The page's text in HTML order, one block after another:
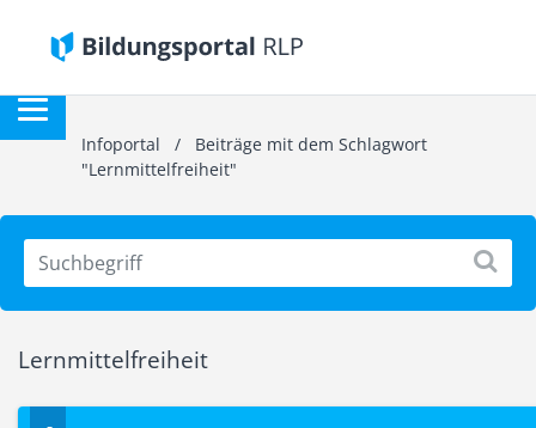
Infoportal / Beiträge mit dem Schlagwort
"Lernmittelfreiheit"
Lernmittelfreiheit